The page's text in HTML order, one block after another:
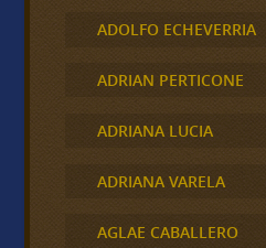
ADOLFO ECHEVERRIA
ADRIAN PERTICONE
ADRIANA LUCIA
ADRIANA VARELA
AGLAE CABALLERO